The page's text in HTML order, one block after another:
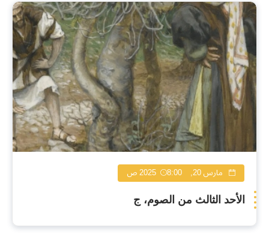
مارس 20, 2025 8:00 ص
الأحد الثالث من الصوم، ج